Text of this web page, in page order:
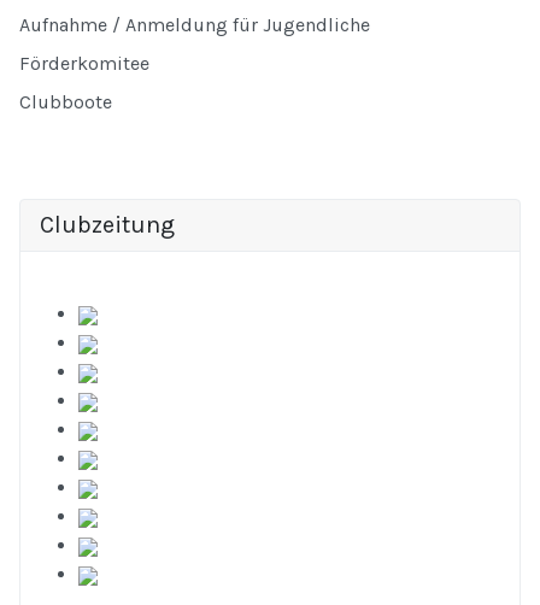
Aufnahme / Anmeldung für Jugendliche
Förderkomitee
Clubboote
Clubzeitung